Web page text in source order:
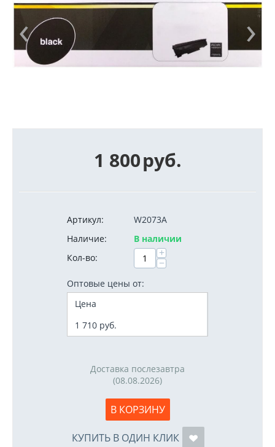
1 800руб.
Артикул:
W2073A
Наличие:
В наличии
Кол-во:
+
−
Оптовые цены от:
Цена
1 710 руб.
Доставка послезавтра
(08.08.2026)
В КОРЗИНУ
КУПИТЬ В ОДИН КЛИК